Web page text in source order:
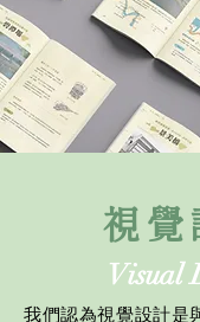
視覺
Visual
我們認為視覺設計是